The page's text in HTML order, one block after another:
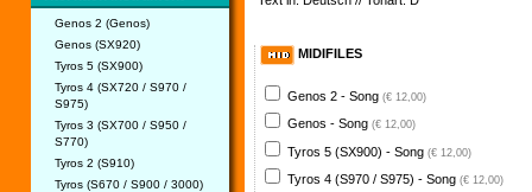
Genos 2 (Genos)
Genos (SX920)
Tyros 5 (SX900)
Tyros 4 (SX720 / S970 /
S975)
Tyros 3 (SX700 / S950 /
S770)
Tyros 2 (S910)
Tyros (S670 / S900 / 3000)
MIDIFILES
Genos 2 - Song (€ 12,00)
Genos - Song (€ 12,00)
Tyros 5 (SX900) - Song (€ 12,00)
Tyros 4 (S970 / S975) - Song (€ 12,00)